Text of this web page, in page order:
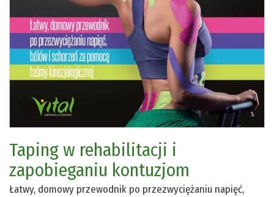
Taping w rehabilitacji i
zapobieganiu kontuzjom
Łatwy, domowy przewodnik po przezwyciężaniu napięć,